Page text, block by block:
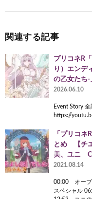
関連する記事
プリコネR
り）エンデ
の乙女たち‐
2026.06.10
Event Story
https://
「プリコ
とめ 【チ
美、ユニ
2021.08.14
00:00 オープ
スペシャル